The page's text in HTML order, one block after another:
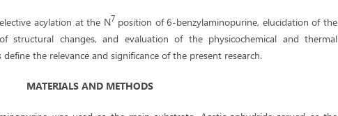
acylation at the N7 position of 6-benzylaminopurine, elucidation of the
structural changes, and evaluation of the physicochemical and thermal
the relevance and significance of the present research.
MATERIALS AND METHODS